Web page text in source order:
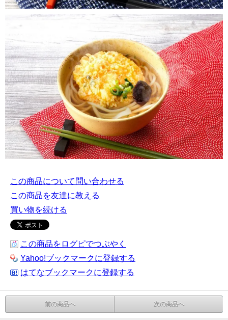
この商品について問い合わせる
この商品を友達に教える
買い物を続ける
この商品をログピでつぶやく
Yahoo!ブックマークに登録する
はてなブックマークに登録する
前の商品へ 次の商品へ